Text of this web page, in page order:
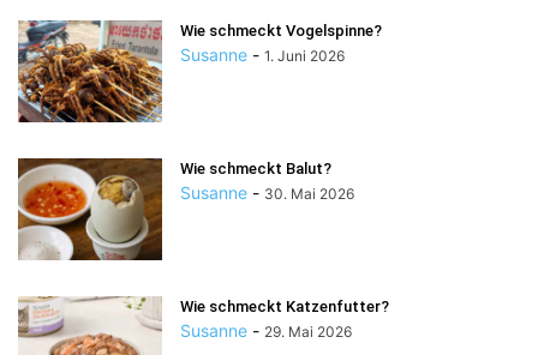
Wie schmeckt Vogelspinne?
Susanne - 1. Juni 2026
Wie schmeckt Balut?
Susanne - 30. Mai 2026
Wie schmeckt Katzenfutter?
Susanne - 29. Mai 2026